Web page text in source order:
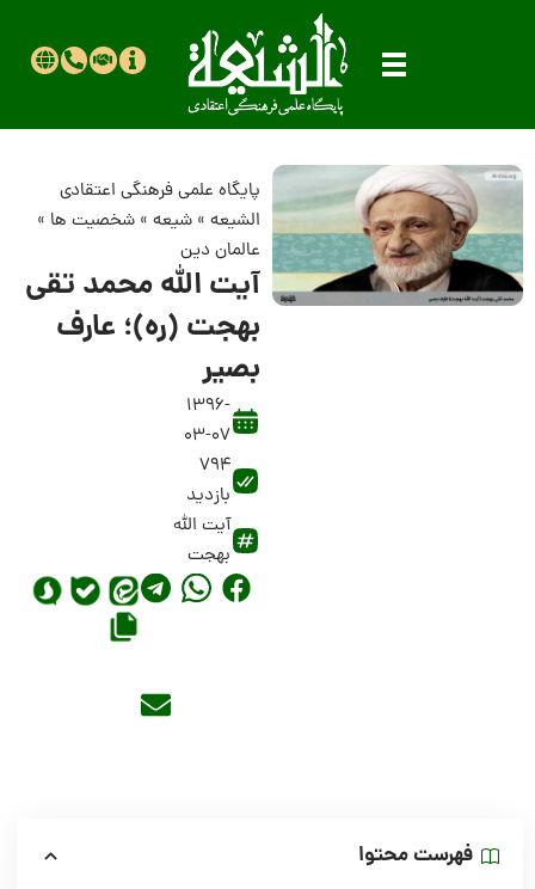
پایگاه علمی فرهنگی اعتقادی
الشیعه» شیعه» شخصیت ها »
عالمان دین
آیت الله محمد تقی
بهجت (ره)؛ عارف
بصیر‌‌
1396-
03-07
794
بازدید
آیت الله
بهجت
فهرست محتوا